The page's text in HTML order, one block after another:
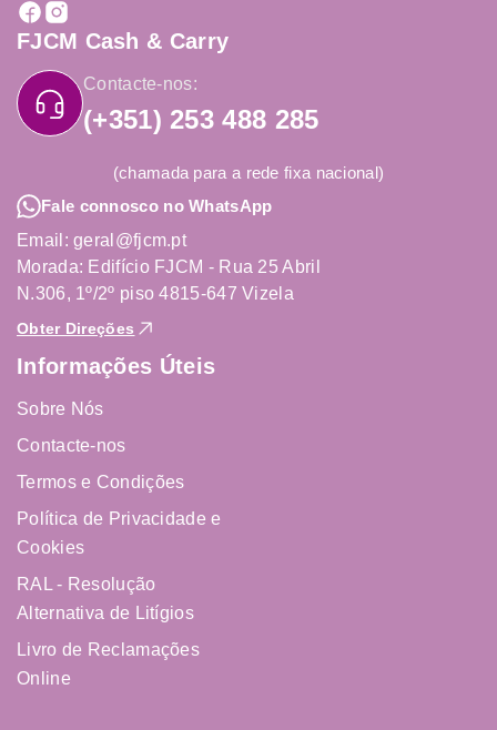
FJCM Cash & Carry
Contacte-nos:
(+351) 253 488 285
(chamada para a rede fixa nacional)
Fale connosco no WhatsApp
Email: geral@fjcm.pt
Morada: Edifício FJCM - Rua 25 Abril
N.306, 1º/2º piso 4815-647 Vizela
Obter Direções
Informações Úteis
Sobre Nós
Contacte-nos
Termos e Condições
Política de Privacidade e
Cookies
RAL - Resolução
Alternativa de Litígios
Livro de Reclamações
Online